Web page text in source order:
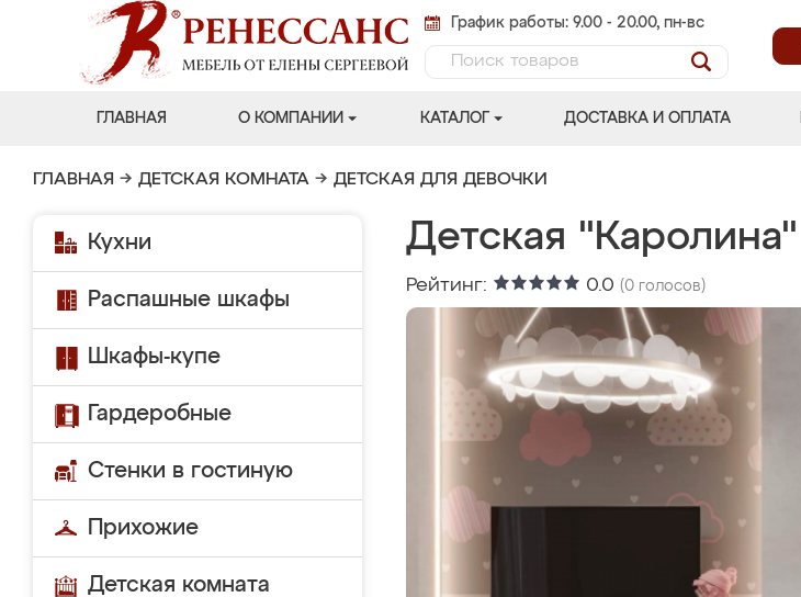
График работы: 9.00 - 20.00, пн-вс
ГЛАВНАЯ О КОМПАНИИ КАТАЛОГ ДОСТАВКА И ОПЛАТА
ГЛАВНАЯ → ДЕТСКАЯ КОМНАТА → ДЕТСКАЯ ДЛЯ ДЕВОЧКИ
Кухни
Распашные шкафы
Шкафы-купе
Гардеробные
Стенки в гостиную
Прихожие
Детская комната
Детская "Каролина"
Рейтинг: 0.0 (0 голосов)